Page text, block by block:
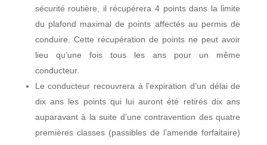
sécurité routière, il récupérera 4 points dans la limite
du plafond maximal de points affectés au permis de
conduire. Cette récupération de points ne peut avoir
lieu qu’une fois tous les ans pour un même
conducteur.
Le conducteur recouvrera à l’expiration d’un délai de
dix ans les points qui lui auront été retirés dix ans
auparavant à la suite d’une contravention des quatre
premières classes (passibles de l’amende forfaitaire)